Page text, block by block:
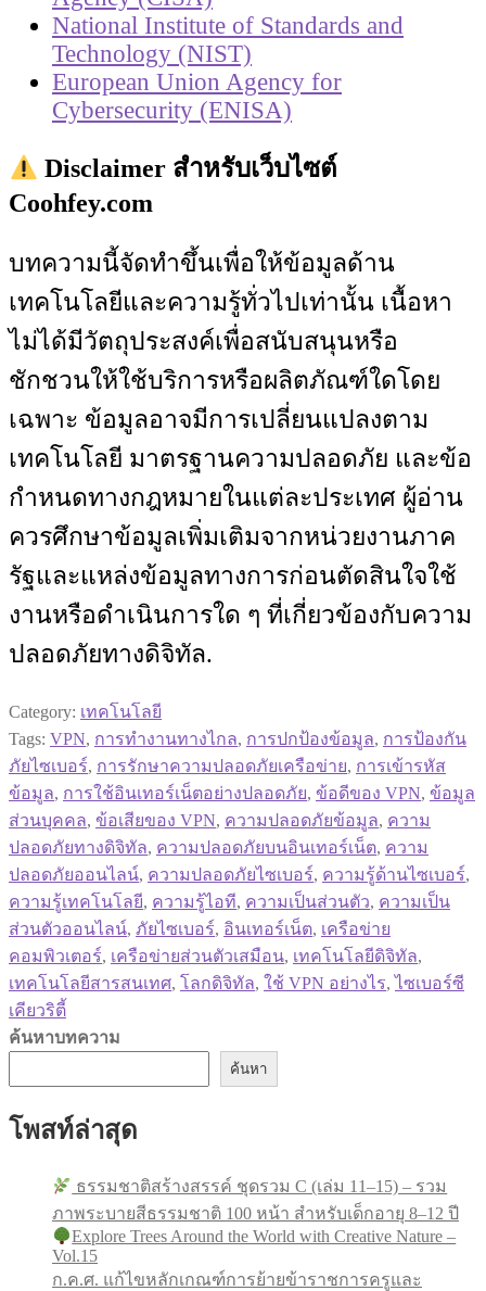
National Institute of Standards and
Technology (NIST)
European Union Agency for
Cybersecurity (ENISA)
Disclaimer สำหรับเว็บไซต์
Coohfey.com
บทความนี้จัดทำขึ้นเพื่อให้ข้อมูลด้าน
เทคโนโลยีและความรู้ทั่วไปเท่านั้น เนื้อหา
ไม่ได้มีวัตถุประสงค์เพื่อสนับสนุนหรือ
ชักชวนให้ใช้บริการหรือผลิตภัณฑ์ใดโดย
เฉพาะ ข้อมูลอาจมีการเปลี่ยนแปลงตาม
เทคโนโลยี มาตรฐานความปลอดภัย และข้อ
กำหนดทางกฎหมายในแต่ละประเทศ ผู้อ่าน
ควรศึกษาข้อมูลเพิ่มเติมจากหน่วยงานภาค
รัฐและแหล่งข้อมูลทางการก่อนตัดสินใจใช้
งานหรือดำเนินการใด ๆ ที่เกี่ยวข้องกับความ
ปลอดภัยทางดิจิทัล.
Category: เทคโนโลยี
Tags: VPN, การทำงานทางไกล, การปกป้องข้อมูล, การป้องกัน
ภัยไซเบอร์, การรักษาความปลอดภัยเครือข่าย, การเข้ารหัส
ข้อมูล, การใช้อินเทอร์เน็ตอย่างปลอดภัย, ข้อดีของ VPN, ข้อมูล
ส่วนบุคคล, ข้อเสียของ VPN, ความปลอดภัยข้อมูล, ความ
ปลอดภัยทางดิจิทัล, ความปลอดภัยบนอินเทอร์เน็ต, ความ
ปลอดภัยออนไลน์, ความปลอดภัยไซเบอร์, ความรู้ด้านไซเบอร์,
ความรู้เทคโนโลยี, ความรู้ไอที, ความเป็นส่วนตัว, ความเป็น
ส่วนตัวออนไลน์, ภัยไซเบอร์, อินเทอร์เน็ต, เครือข่าย
คอมพิวเตอร์, เครือข่ายส่วนตัวเสมือน, เทคโนโลยีดิจิทัล,
เทคโนโลยีสารสนเทศ, โลกดิจิทัล, ใช้ VPN อย่างไร,ไซเบอร์ซี
เคียวริตี้
ค้นหาบทความ
ค้นหา
โพสท์ล่าสุด
ธรรมชาติสร้างสรรค์ ชุดรวม C (เล่ม 11–15) – รวม
ภาพระบายสีธรรมชาติ 100 หน้า สำหรับเด็กอายุ 8–12 ปี
Explore Trees Around the World with Creative Nature –
Vol.15
ก.ค.ศ. แก้ไขหลักเกณฑ์การย้ายข้าราชการครูและ